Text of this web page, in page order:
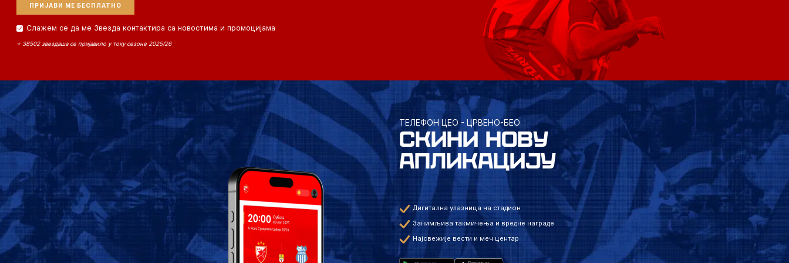
Слажем се да ме Звезда контактира са новостима и промоцијама
⭐ 38502 звездаша се пријавило у току сезоне 2025/26
ТЕЛЕФОН ЦЕО - ЦРВЕНО-БЕО
СКИНИ НОВУ
АПЛИКАЦИЈУ
Дигитална улазница на стадион
Занимљива такмичења и вредне награде
Најсвежије вести и меч центар